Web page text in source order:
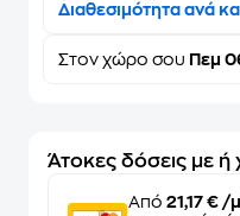
Διαθεσιμότητα ανά
Στον χώρο σου Πεμ
Άτοκες δόσεις με ή
Από 21,17 € /